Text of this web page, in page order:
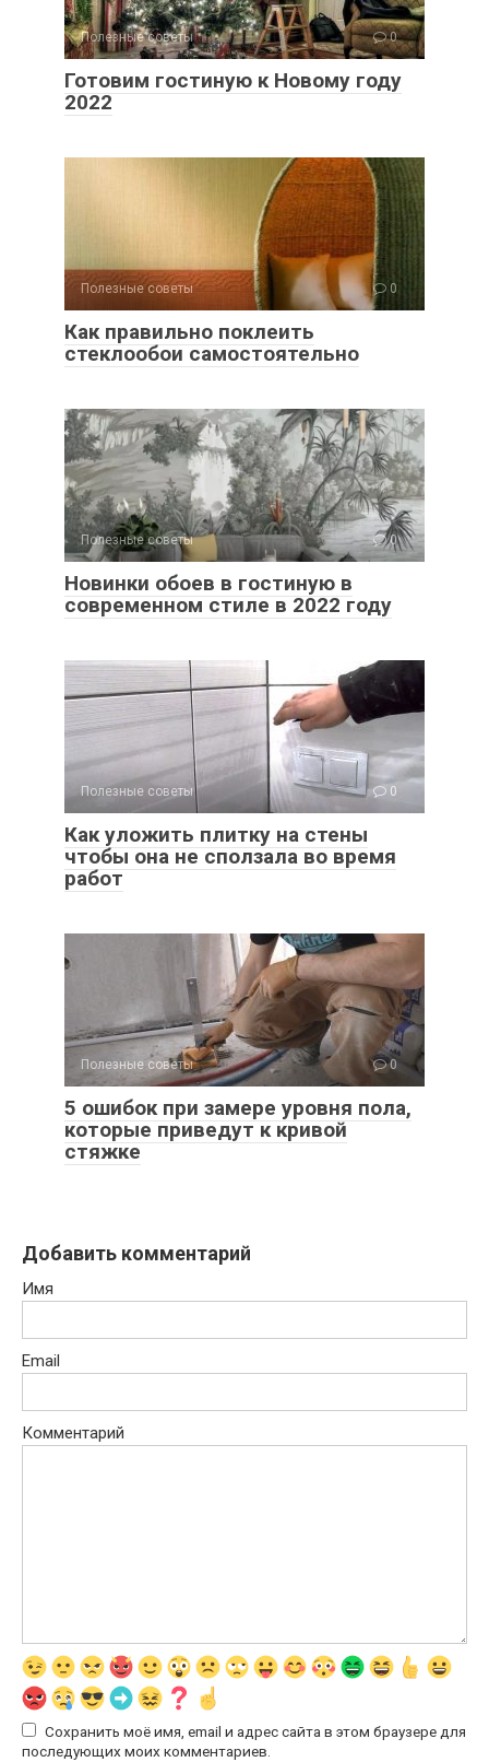
Полезные советы 0
Готовим гостиную к Новому году
2022
Полезные советы 0
Как правильно поклеить
стеклообои самостоятельно
Полезные советы 0
Новинки обоев в гостиную в
современном стиле в 2022 году
Полезные советы 0
Как уложить плитку на стены
чтобы она не сползала во время
работ
Полезные советы 0
5 ошибок при замере уровня пола,
которые приведут к кривой
стяжке
Добавить комментарий
Имя
Email
Комментарий
Сохранить моё имя, email и адрес сайта в этом браузере для
последующих моих комментариев.